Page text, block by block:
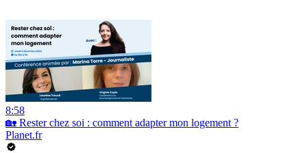
8:58
🏡 Rester chez soi : comment adapter mon logement ?
Planet.fr